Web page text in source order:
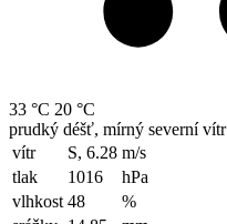
33 °C 20 °C
prudký déšť, mírný severní vítr
vítr
S, 6.28 m/s
tlak
1016
hPa
vlhkost 48
%